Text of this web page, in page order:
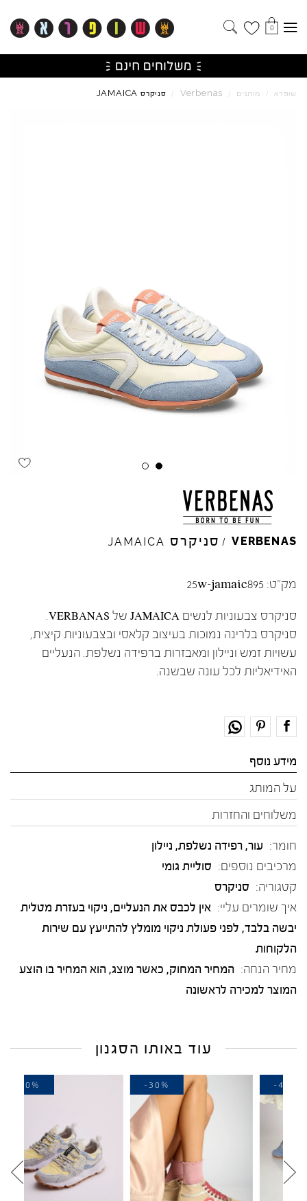
0
שופרא / מותגים /
Verbenas
/ סניקרס JAMAICA
VERBENAS
/ סניקרס JAMAICA
מק"ט: 25w-jamaic895
סניקרס צבעוניות לנשים JAMAICA של VERBANAS.
סניקרס בלרינה נמוכות בעיצוב קלאסי ובצבעוניות קיצית,
עשויות זמש וניילון ומאבזרות ברפידה נשלפת. הנעליים
האידיאליות לכל עונה שבשנה.
מידע נוסף
על המותג
משלוחים והחזרות
חומר: עור, רפידה נשלפת, ניילון
מרכיבים נוספים: סוליית גומי
קטגוריה: סניקרס
איך שומרים עליי: אין לכבס את הנעליים, ניקוי בעזרת מטלית
יבשה בלבד, לפני פעולת ניקוי מומלץ להתייעץ עם שירות
הלקוחות
מחיר הנחה: המחיר המחוק, כאשר מוצג, הוא המחיר בו הוצע
המוצר למכירה לראשונה
עוד באותו הסגנון
-30%
-40%